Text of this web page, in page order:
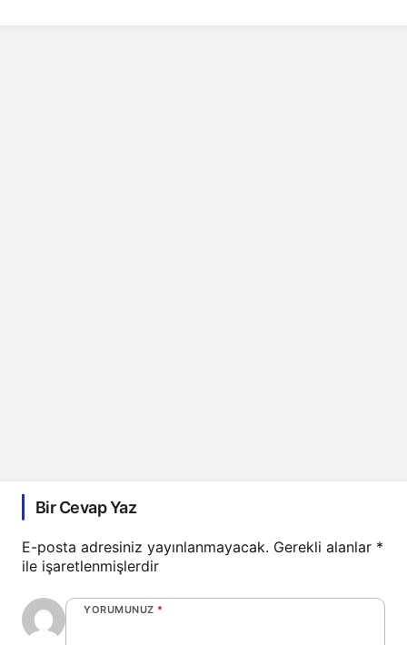
Bir Cevap Yaz
E-posta adresiniz yayınlanmayacak. Gerekli alanlar *
ile işaretlenmişlerdir
YORUMUNUZ *